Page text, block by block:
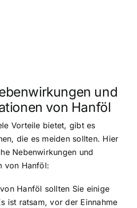
und
von Hanföl
Vorteile bietet, gibt es
die es meiden sollten. Hier
Nebenwirkungen und
von Hanföl:
Hanföl sollten Sie einige
ist ratsam, vor der Einnahme